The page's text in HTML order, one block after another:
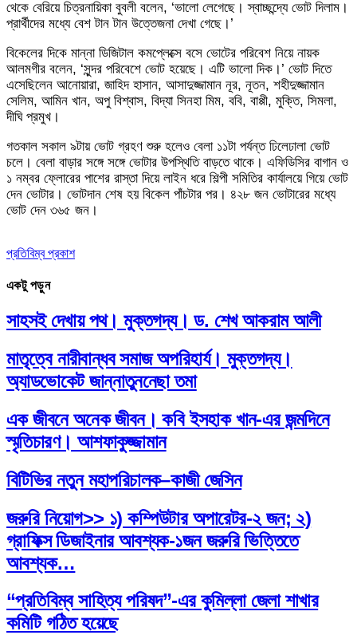
থেকে বেরিয়ে চিত্রনায়িকা বুবলী বলেন, ‘ভালো লেগেছে। স্বাচ্ছন্দ্যে ভোট দিলাম।
প্রার্থীদের মধ্যে বেশ টান টান উত্তেজনা দেখা গেছে।’
বিকেলের দিকে মান্না ডিজিটাল কমপ্লেক্সে বসে ভোটের পরিবেশ নিয়ে নায়ক
আলমগীর বলেন, ‘সুন্দর পরিবেশে ভোট হয়েছে। এটি ভালো দিক।’ ভোট দিতে
এসেছিলেন আনোয়ারা, জাহিদ হাসান, আসাদুজ্জামান নূর, নূতন, শহীদুজ্জামান
সেলিম, আমিন খান, অপু বিশ্বাস, বিদ্যা সিনহা মিম, ববি, বাপ্পী, মুক্তি, সিমলা,
দীঘি প্রমুখ।
গতকাল সকাল ৯টায় ভোট গ্রহণ শুরু হলেও বেলা ১১টা পর্যন্ত ঢিলেঢালা ভোট
চলে। বেলা বাড়ার সঙ্গে সঙ্গে ভোটার উপস্থিতি বাড়তে থাকে। এফিডিসির বাগান ও
১ নম্বর ফ্লোরের পাশের রাস্তা দিয়ে লাইন ধরে শিল্পী সমিতির কার্যালয়ে গিয়ে ভোট
দেন ভোটার। ভোটদান শেষ হয় বিকেল পাঁচটার পর। ৪২৮ জন ভোটারের মধ্যে
ভোট দেন ৩৬৫ জন।
প্রতিবিম্ব প্রকাশ
একটু পড়ুন
সাহসই দেখায় পথ। মুক্তগদ্য। ড. শেখ আকরাম আলী
মাতৃত্বে নারীবান্ধব সমাজ অপরিহার্য। মুক্তগদ্য।
অ্যাডভোকেট জান্নাতুননেছা তমা
এক জীবনে অনেক জীবন। কবি ইসহাক খান-এর জন্মদিনে
স্মৃতিচারণ। আশফাকুজ্জামান
বিটিভির নতুন মহাপরিচালক–কাজী জেসিন
জরুরি নিয়োগ>> ১) কম্পিউটার অপারেটর-২ জন; ২)
গ্রাফিক্স ডিজাইনার আবশ্যক-১জন জরুরি ভিত্তিতে
আবশ্যক…
“প্রতিবিম্ব সাহিত্য পরিষদ”-এর কুমিল্লা জেলা শাখার
কমিটি গঠিত হয়েছে